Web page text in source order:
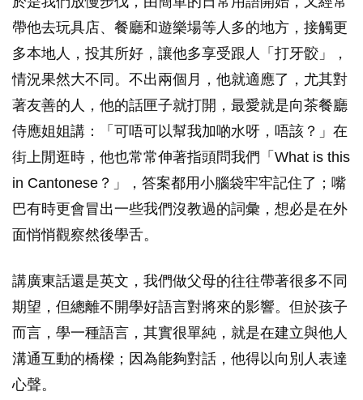
帶他去玩具店、餐廳和遊樂場等人多的地方，接觸更
多本地人，投其所好，讓他多享受跟人「打牙骹」，
情況果然大不同。不出兩個月，他就適應了，尤其對
著友善的人，他的話匣子就打開，最愛就是向茶餐廳
侍應姐姐講：「可唔可以幫我加啲水呀，唔該？」在
街上閒逛時，他也常常伸著指頭問我們「What is this
in Cantonese？」，答案都用小腦袋牢牢記住了；嘴
巴有時更會冒出一些我們沒教過的詞彙，想必是在外
面悄悄觀察然後學舌。
講廣東話還是英文，我們做父母的往往帶著很多不同
期望，但總離不開學好語言對將來的影響。但於孩子
而言，學一種語言，其實很單純，就是在建立與他人
溝通互動的橋樑；因為能夠對話，他得以向別人表達
心聲。